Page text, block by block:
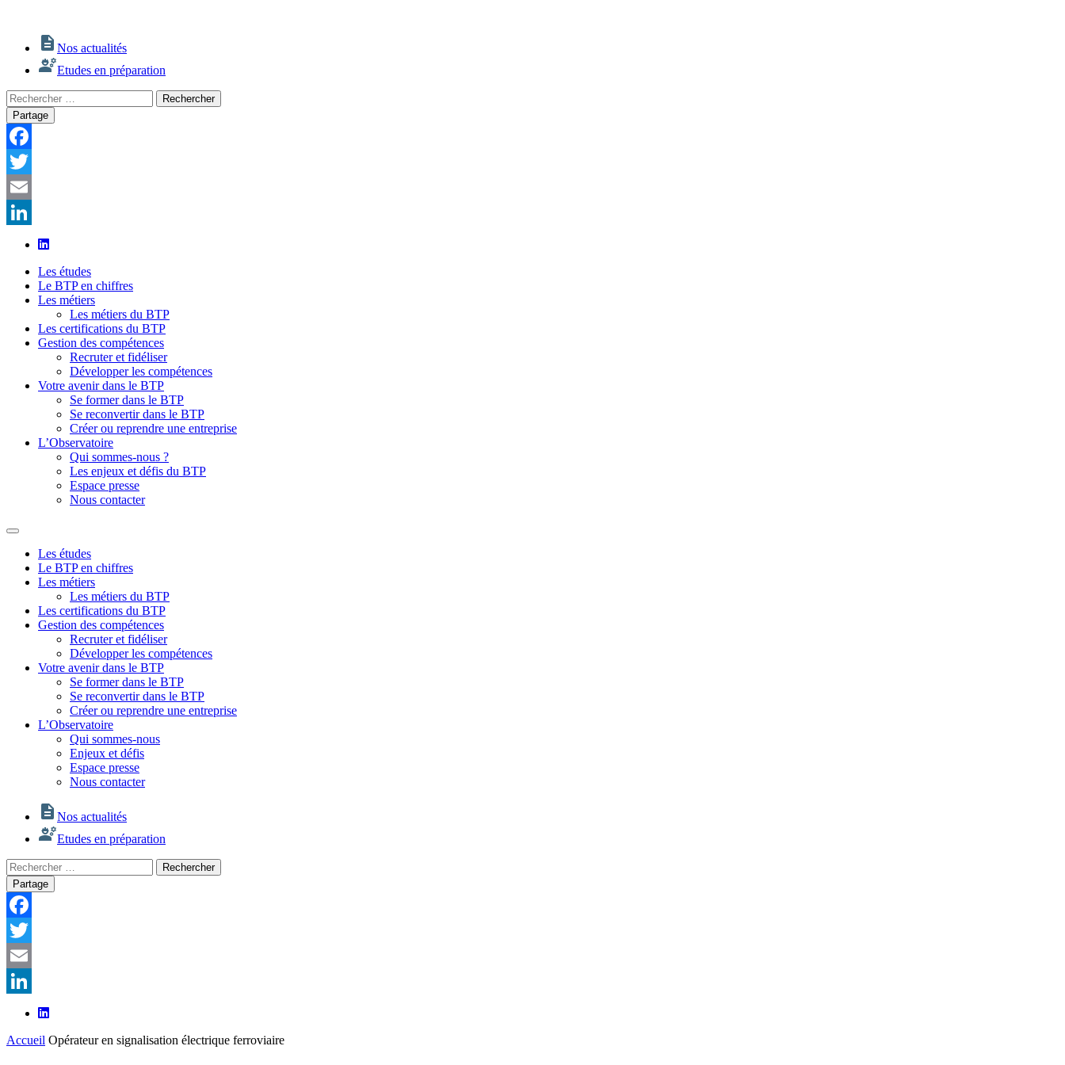
Nos actualités
Etudes en préparation
Rechercher
:
Rechercher
Partage
Facebook
Twitter
Email
LinkedIn
Les études
Le BTP en chiffres
Les métiers
Les métiers du BTP
Les certifications du BTP
Gestion des compétences
Recruter et fidéliser
Développer les compétences
Votre avenir dans le BTP
Se former dans le BTP
Se reconvertir dans le BTP
Créer ou reprendre une entreprise
L’Observatoire
Qui sommes-nous ?
Les enjeux et défis du BTP
Espace presse
Nous contacter
Les études
Le BTP en chiffres
Les métiers
Les métiers du BTP
Les certifications du BTP
Gestion des compétences
Recruter et fidéliser
Développer les compétences
Votre avenir dans le BTP
Se former dans le BTP
Se reconvertir dans le BTP
Créer ou reprendre une entreprise
L’Observatoire
Qui sommes-nous
Enjeux et défis
Espace presse
Nous contacter
Nos actualités
Etudes en préparation
Rechercher
:
Rechercher
Partage
Facebook
Twitter
Email
LinkedIn
Accueil Opérateur en signalisation électrique ferroviaire